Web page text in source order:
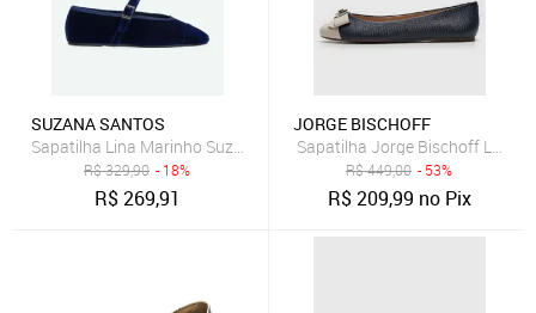
SUZANA SANTOS
Sapatilha Lina Marinho Suzana Santos
R$329,90 - 18%
R$269,91
JORGE BISCHOFF
Sapatilha Jorge Bischoff Laço
R$449,00 - 53%
R$209,99 no Pix